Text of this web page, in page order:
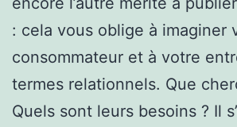
: cela vous oblige à imaginer
consommateur et à votre
termes relationnels. Que
Quels sont leurs besoins ? Il